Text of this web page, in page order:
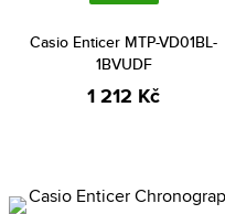
Casio Enticer MTP-VD01BL-
1BVUDF
1 212 Kč